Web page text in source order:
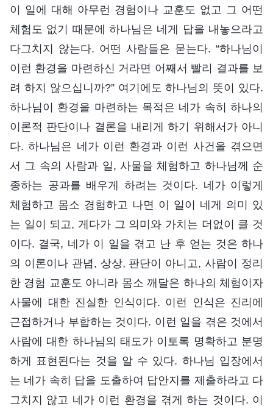
이 일에 대해 아무런 경험이나 교훈도 없고 그 어떤
체험도 없기 때문에 하나님은 네게 답을 내놓으라고
다그치지 않는다. 어떤 사람들은 묻는다. “하나님이
이런 환경을 마련하신 거라면 어째서 빨리 결과를 보
려 하지 않으십니까?” 여기에도 하나님의 뜻이 있다.
하나님이 환경을 마련하는 목적은 네가 속히 하나의
이론적 판단이나 결론을 내리게 하기 위해서가 아니
다. 하나님은 네가 이런 환경과 이런 사건을 겪으면
서 그 속의 사람과 일, 사물을 체험하고 하나님께 순
종하는 공과를 배우게 하려는 것이다. 네가 이렇게
체험하고 몸소 경험하고 나면 이 일이 네게 의미 있
는 일이 되고, 게다가 그 의미와 가치는 더없이 클 것
이다. 결국, 네가 이 일을 겪고 난 후 얻는 것은 하나
의 이론이나 관념, 상상, 판단이 아니고, 사람이 정리
한 경험 교훈도 아니라 몸소 깨달은 하나의 체험이자
사물에 대한 진실한 인식이다. 이런 인식은 진리에
근접하거나 부합하는 것이다. 이런 일을 겪은 것에서
사람에 대한 하나님의 태도가 이토록 명확하고 분명
하게 표현된다는 것을 알 수 있다. 하나님 입장에서
는 네가 속히 답을 도출하여 답안지를 제출하라고 다
그치지 않고 네가 이런 환경을 겪게 하는 것이다. 이